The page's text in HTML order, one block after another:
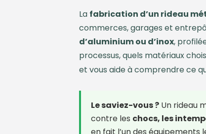
La fabrication d’un rideau
commerces, garages et
d’aluminium ou d’inox,
processus, quels matériaux
et vous aide à comprendre ce
Le saviez-vous ? Un rideau
contre les chocs, les